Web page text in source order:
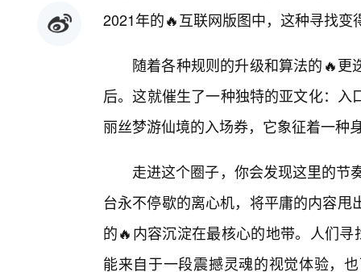
2021年的🔥互联网版图中，这种寻找变
随着各种规则的升级和算法的🔥
后。这就催生了一种独特的亚文化：
丽丝梦游仙境的入场券，它象征着一种
走进这个圈子，你会发现这里的节
台永不停歇的离心机，将平庸的内容
的🔥内容沉淀在最核心的地带。人们
能来自于一段震撼灵魂的视觉体验，